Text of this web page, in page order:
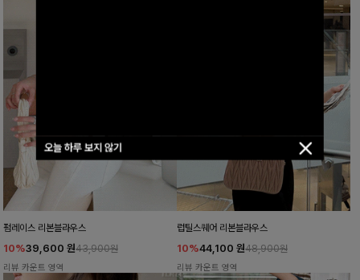
오늘 하루 보지 않기
펌레이스 리본블라우스
10%39,600 원43,900원
리뷰 카운트 영역
럽틸스퀘어 리본블라우스
10%44,100 원48,900원
리뷰 카운트 영역